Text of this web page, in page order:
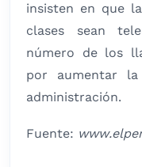
insisten en que
clases sean
número de los
por aumentar
administración.
Fuente: